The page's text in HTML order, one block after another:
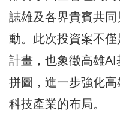
誌雄及各界貴賓共
動。此次投資案不
計畫，也象徵高雄
拼圖，進一步強化
科技產業的布局。